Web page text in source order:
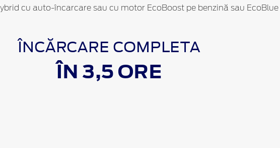
cu auto-încarcare sau cu motor EcoBoost pe benzină sau
ÎNCĂRCARE COMPLETA
ÎN 3,5 ORE